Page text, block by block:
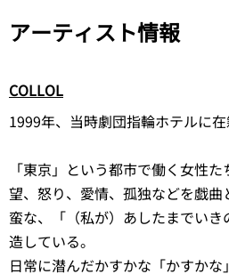
アーティスト情報
COLLOL
1999年、当時劇団指輪ホテルに在
「東京」という都市で働く女性
望、怒り、愛情、孤独などを戯
蛮な、「（私が）あしたまでい
造している。
日常に潜んだかすかな「かすかな